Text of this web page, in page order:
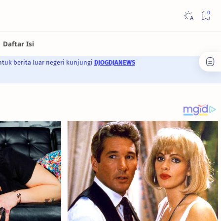
berita luar negeri kunjungi DJOGDJANEWS